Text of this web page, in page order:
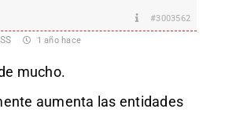
#3003562
1 año hace
mucho.
aumenta las entidades